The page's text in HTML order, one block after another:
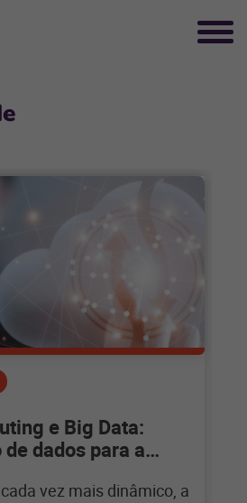
e Big Data:
dados para a
vez mais dinâmico, a